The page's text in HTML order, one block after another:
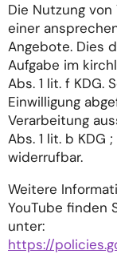
Die Nutzung
einer
Angebote. Dies
Aufgabe im
Abs. 1 lit. f KDG.
Einwilligung
Verarbeitung
Abs. 1 lit. b KDG
widerrufbar.
Weitere
YouTube finden
unter:
https://